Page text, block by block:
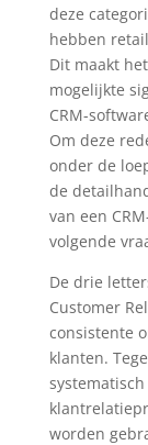
deze
hebben
Dit maakt
mogelijkte
CRM-
Om deze
onder de
de
van een
volgende
De drie
Customer
consistente
klanten.
worden